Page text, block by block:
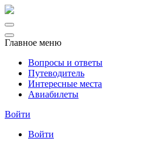
Главное меню
Вопросы и ответы
Путеводитель
Интересные места
Авиабилеты
Войти
Войти